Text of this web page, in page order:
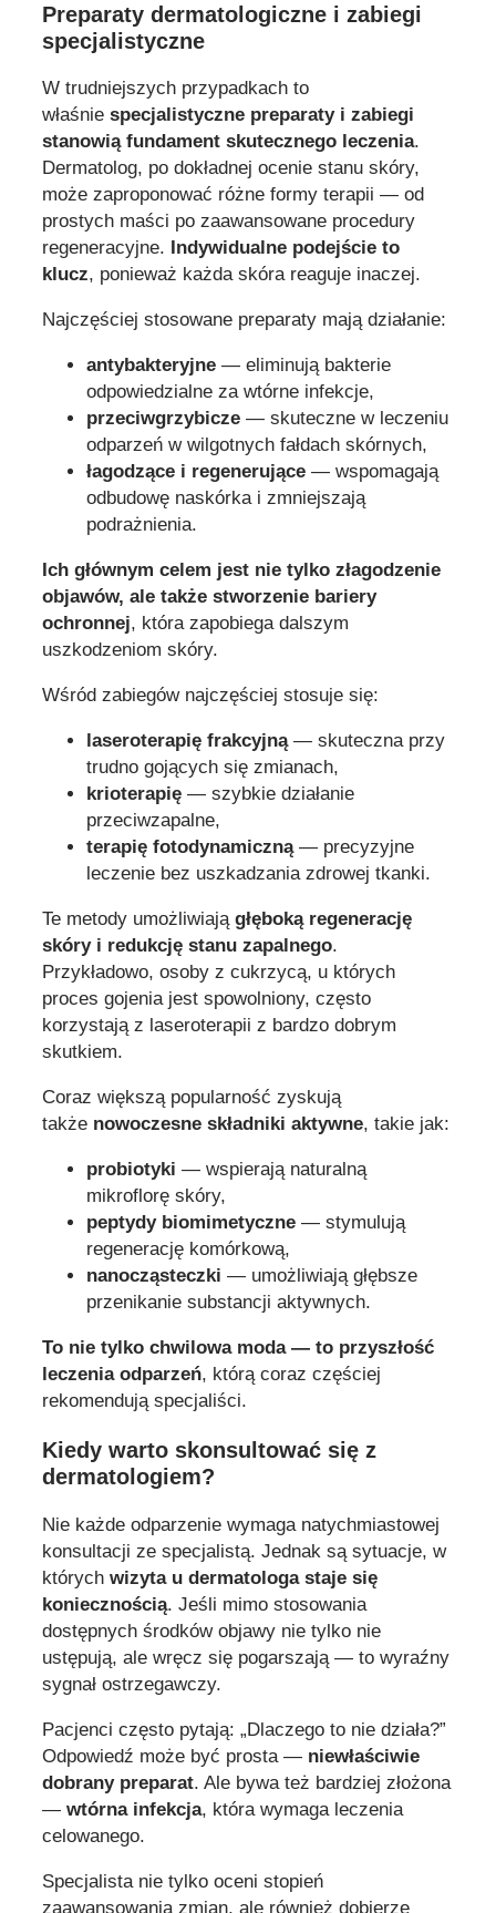
Preparaty dermatologiczne i zabiegi
specjalistyczne
W trudniejszych przypadkach to
właśnie specjalistyczne preparaty i zabiegi
stanowią fundament skutecznego leczenia.
Dermatolog, po dokładnej ocenie stanu skóry,
może zaproponować różne formy terapii — od
prostych maści po zaawansowane procedury
regeneracyjne.
Indywidualne podejście to
klucz, ponieważ każda skóra reaguje inaczej.
Najczęściej stosowane preparaty mają działanie:
antybakteryjne — eliminują bakterie
odpowiedzialne za wtórne infekcje,
przeciwgrzybicze — skuteczne w leczeniu
odparzeń w wilgotnych fałdach skórnych,
łagodzące i regenerujące — wspomagają
odbudowę naskórka i zmniejszają
podrażnienia.
Ich głównym celem jest nie tylko złagodzenie
objawów, ale także stworzenie bariery
ochronnej, która zapobiega dalszym
uszkodzeniom skóry.
Wśród zabiegów najczęściej stosuje się:
laseroterapię frakcyjną— skuteczna przy
trudno gojących się zmianach,
krioterapię — szybkie działanie
przeciwzapalne,
terapię fotodynamiczną— precyzyjne
leczenie bez uszkadzania zdrowej tkanki.
Te metody umożliwiają głęboką regenerację
skóry i redukcję stanu zapalnego.
Przykładowo, osoby z cukrzycą, u których
proces gojenia jest spowolniony, często
korzystają z laseroterapii z bardzo dobrym
skutkiem.
Coraz większą popularność zyskują
także nowoczesne składniki aktywne, takie jak:
probiotyki — wspierają naturalną
mikroflorę skóry,
peptydy biomimetyczne — stymulują
regenerację komórkową,
nanocząsteczki — umożliwiają głębsze
przenikanie substancji aktywnych.
To nie tylko chwilowa moda — to przyszłość
leczenia odparzeń, którą coraz częściej
rekomendują specjaliści.
Kiedy warto skonsultować się z
dermatologiem?
Nie każde odparzenie wymaga natychmiastowej
konsultacji ze specjalistą. Jednak są sytuacje, w
których wizyta u dermatologa staje się
koniecznością. Jeśli mimo stosowania
dostępnych środków objawy nie tylko nie
ustępują, ale wręcz się pogarszają — to wyraźny
sygnał ostrzegawczy.
Pacjenci często pytają: „Dlaczego to nie działa?”
Odpowiedź może być prosta — niewłaściwie
dobrany preparat. Ale bywa też bardziej złożona
— wtórna infekcja, która wymaga leczenia
celowanego.
Specjalista nie tylko oceni stopień
zaawansowania zmian, ale również dobierze